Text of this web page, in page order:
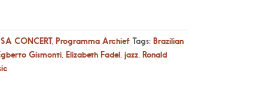
CONCERT, Programma Archief Tags: Brazilian
Gismonti, Elizabeth Fadel, jazz, Ronald